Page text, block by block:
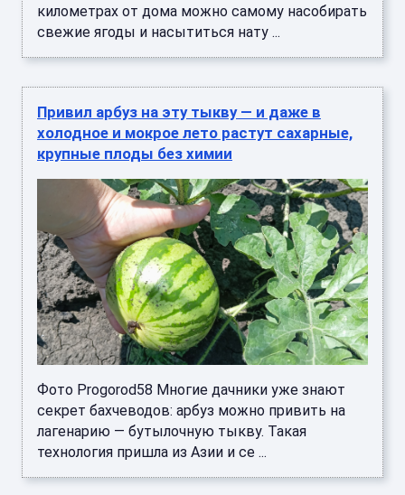
километрах от дома можно самому насобирать
свежие ягоды и насытиться нату ...
Привил арбуз на эту тыкву — и даже в
холодное и мокрое лето растут сахарные,
крупные плоды без химии
Фото Progorod58 Многие дачники уже знают
секрет бахчеводов: арбуз можно привить на
лагенарию — бутылочную тыкву. Такая
технология пришла из Азии и се ...